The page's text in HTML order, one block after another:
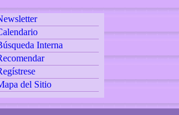
Interna
del Sitio